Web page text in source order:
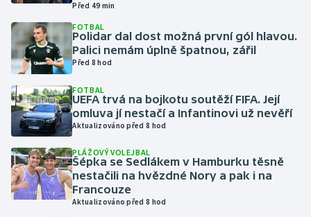
Jezdectví
Judo
Krasobruslení
Lezení
Lyže a snowboard
Moderní pětiboj
Před 49 min
FOTBAL
Polidar dal dost možná první gól hlavou.
Palici nemám úplně špatnou, zářil
Před 8 hod
FOTBAL
UEFA trvá na bojkotu soutěží FIFA. Její
omluva jí nestačí a Infantinovi už nevěří
Aktualizováno před 8 hod
PLÁŽOVÝ VOLEJBAL
Šépka se Sedlákem v Hamburku těsně
nestačili na hvězdné Nory a pak i na
Francouze
Aktualizováno před 8 hod